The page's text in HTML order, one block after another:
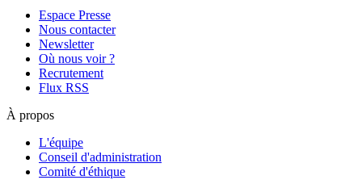
Espace Presse
Nous contacter
Newsletter
Où nous voir ?
Recrutement
Flux RSS
À propos
L'équipe
Conseil d'administration
Comité d'éthique